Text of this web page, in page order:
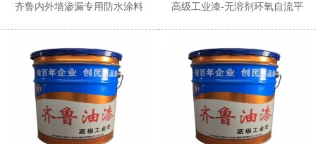
齐鲁内外墙渗漏专用防水涂料 高级工业漆-无溶剂环氧自流平